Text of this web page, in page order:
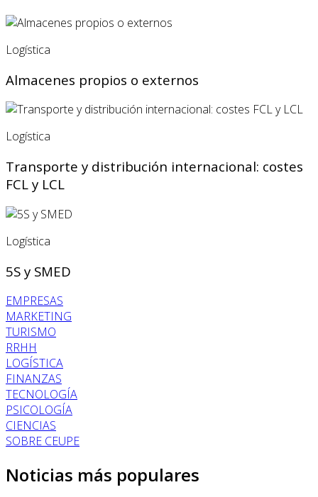
Logística
Almacenes propios o externos
Logística
Transporte y distribución internacional: costes
FCL y LCL
Logística
5S y SMED
EMPRESAS
MARKETING
TURISMO
RRHH
LOGÍSTICA
FINANZAS
TECNOLOGÍA
PSICOLOGÍA
CIENCIAS
SOBRE CEUPE
Noticias más populares